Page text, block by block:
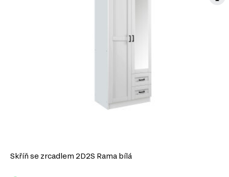
Materiály: Obvykle jsou vyráběna z oceli nebo hliníku, přičemž kola
Nosnost: Mají omezenou nosnost (obvykle do 25–30 kg), což je
Kolejničkové vedení je vhodné pro levný nebo standardní
vysoké zatížení nebo složité mechanismy.
Skříň se zrcadlem 2D2S Rama bílá